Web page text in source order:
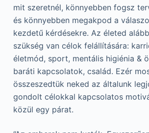
mit szeretnél, könnyebben fogsz
és könnyebben megakpod a
kezdetű kérdésekre. Az életed
szükség van célok felállítására:
életmód, sport, mentális higiénia &
baráti kapcsolatok, család. Ezér
összeszedtük neked az általunk
gondolt célokkal kapcsolatos
közül egy párat.